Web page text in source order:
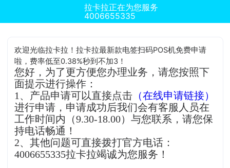
拉卡拉正在为您服务
4006655335
欢迎光临拉卡拉！拉卡拉最新款电签扫码POS机免费申请
啦，费率低至0.38%秒到不加3！
您好，为了更方便您办理业务，请您按照下
面提示进行操作：
1、产品申请可以直接点击 （在线申请链接）
进行申请，申请成功后我们会有客服人员在
工作时间内（9.30-18.00）与您联系，请您保
持电话畅通！
2、其他问题可直接拨打官方电话：
4006655335拉卡拉竭诚为您服务！